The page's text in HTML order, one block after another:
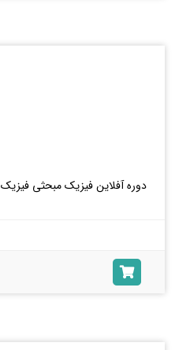
دوره آفلاین فیزیک مبحثی فیزیک 1 - ویژگی های فیزیکی مواد